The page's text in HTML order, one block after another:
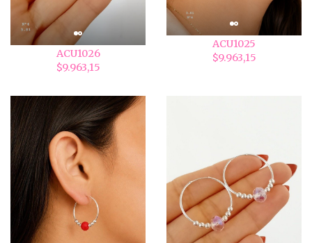
ACU1026
$9.963,15
ACU1025
$9.963,15